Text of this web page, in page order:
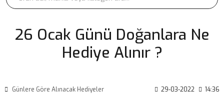
26 Ocak Günü Doğanlara Ne
Hediye Alınır ?
Günlere Göre Alınacak Hediyeler 29-03-2022 14:36